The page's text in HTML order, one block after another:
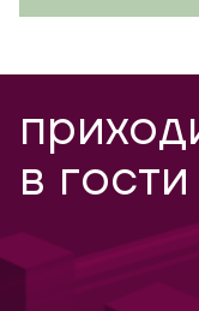
в гости